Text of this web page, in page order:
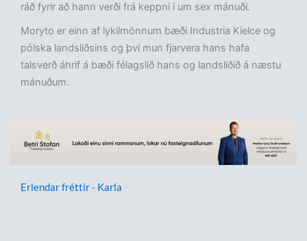
ráð fyrir að hann verði frá keppni í um sex mánuði.
Moryto er einn af lykilmönnum bæði Industria Kielce og
pólska landsliðsins og því mun fjarvera hans hafa
talsverð áhrif á bæði félagslið hans og landsliðið á næstu
mánuðum.
Erlendar fréttir - Karla